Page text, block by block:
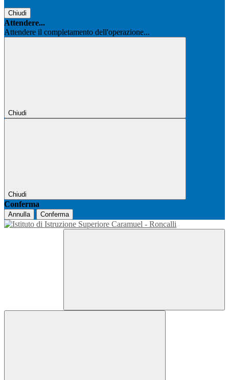
Chiudi
Attendere...
Attendere il completamento dell'operazione...
Chiudi
Chiudi
Conferma
Annulla Conferma